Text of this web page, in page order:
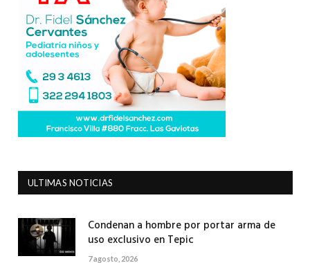
ULTIMAS NOTICIAS
Condenan a hombre por portar arma de
uso exclusivo en Tepic
7 agosto, 2026